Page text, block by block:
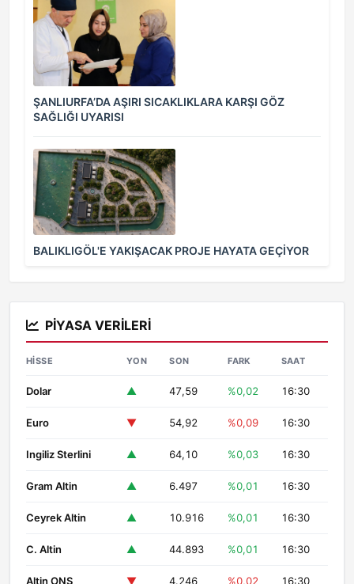
ŞANLIURFA’DA AŞIRI SICAKLIKLARA KARŞI GÖZ
SAĞLIĞI UYARISI
BALIKLIGÖL'E YAKIŞACAK PROJE HAYATA GEÇİYOR
PIYASA VERILERI
HISSE YON SON FARK SAAT
Dolar ▲ 47,59 %0,02 16:30
Euro ▼ 54,92 %0,09 16:30
Ingiliz Sterlini ▲ 64,10 %0,03 16:30
Gram Altin ▲ 6.497 %0,01 16:30
Ceyrek Altin ▲ 10.916 %0,01 16:30
C. Altin ▲ 44.893 %0,01 16:30
Altin ONS ▼ 4.246 %0,02 16:30